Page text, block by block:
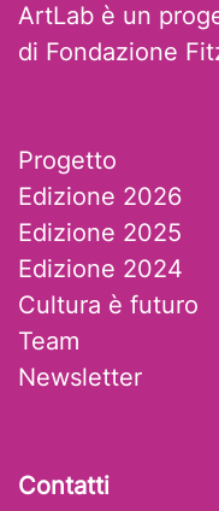
ArtLab è un
di Fondazione
Progetto
Edizione 2026
Edizione 2025
Edizione 2024
Cultura è futuro
Team
Newsletter
Contatti